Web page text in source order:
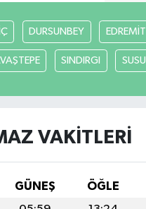
DURSUNBEY EDREMİT
SINDIRGI
VAKITLERI
GÜNEŞ ÖĞLE